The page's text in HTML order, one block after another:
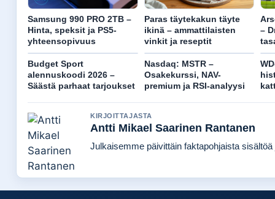
Samsung 990 PRO 2TB –
Hinta, speksit ja PS5-
yhteensopivuus
Paras täytekakun täyte
ikinä – ammattilaisten
vinkit ja reseptit
–
Budget Sport
alennuskoodi 2026 –
Säästä parhaat tarjoukset
Nasdaq: MSTR –
Osakekurssi, NAV-
premium ja RSI-analyysi
KIRJOITTAJASTA
Antti Mikael Saarinen Rantanen
Julkaisemme päivittäin faktapohjaista